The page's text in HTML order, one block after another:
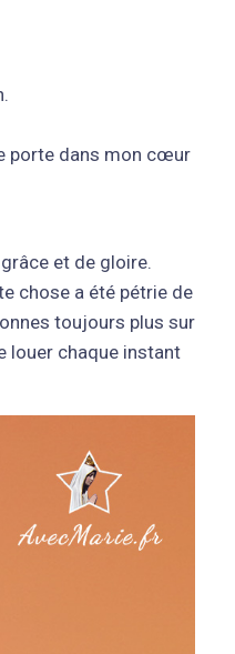
porte dans mon cœur
et de gloire.
chose a été pétrie de
toujours plus sur
louer chaque instant